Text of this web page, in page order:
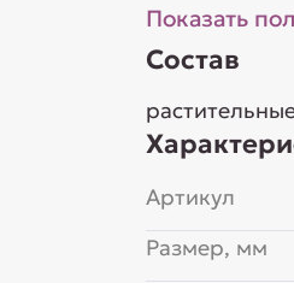
Показать
Состав
Артикул
Размер, мм